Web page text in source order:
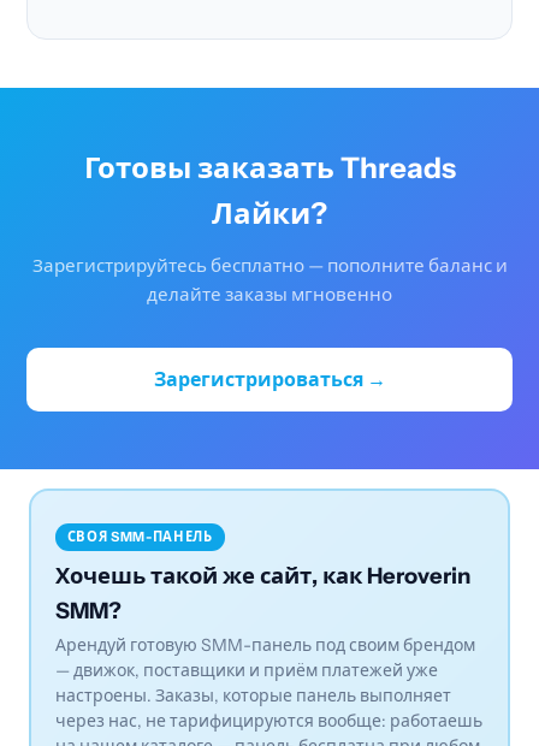
Готовы заказать Threads
Лайки?
Зарегистрируйтесь бесплатно — пополните баланс и
делайте заказы мгновенно
Зарегистрироваться →
СВОЯ SMM-ПАНЕЛЬ
Хочешь такой же сайт, как Heroverin
SMM?
Арендуй готовую SMM-панель под своим брендом
— движок, поставщики и приём платежей уже
настроены. Заказы, которые панель выполняет
через нас, не тарифицируются вообще: работаешь